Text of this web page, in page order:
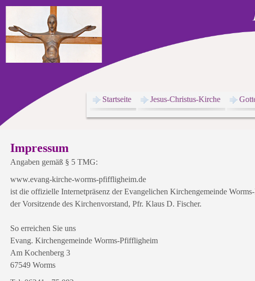
Startseite Jesus-Christus-Kirche
Impressum
Angaben gemäß § 5 TMG:
www.evang-kirche-worms-pfiffligheim.de
ist die offizielle Internetpräsenz der Evangelichen Kirchengemeinde
der Vorsitzende des Kirchenvorstand, Pfr. Klaus D. Fischer.
So erreichen Sie uns
Evang. Kirchengemeinde Worms-Pfiffligheim
Am Kochenberg 3
67549 Worms